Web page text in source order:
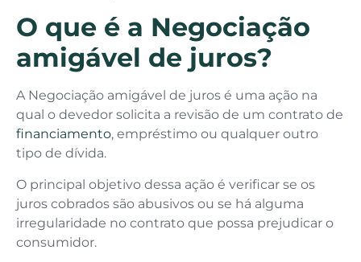
O que é a Negociação
amigável de juros?
A Negociação amigável de juros é uma ação na
qual o devedor solicita a revisão de um contrato de
financiamento, empréstimo ou qualquer outro
tipo de dívida.
O principal objetivo dessa ação é verificar se os
juros cobrados são abusivos ou se há alguma
irregularidade no contrato que possa prejudicar o
consumidor.